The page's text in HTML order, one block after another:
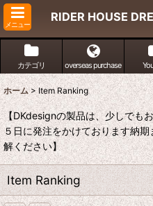
メニュー
RIDER HOUSE
カテゴリ overseas purchase
ホーム > Item Ranking
【DKdesignの製品は、少しでも
５日に発注をかけております納
解ください】
Item Ranking